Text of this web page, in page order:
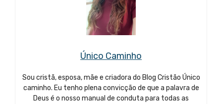
Único Caminho
Sou cristã, esposa, mãe e criadora do Blog Cristão Único
caminho. Eu tenho plena convicção de que a palavra de
Deus é o nosso manual de conduta para todas as